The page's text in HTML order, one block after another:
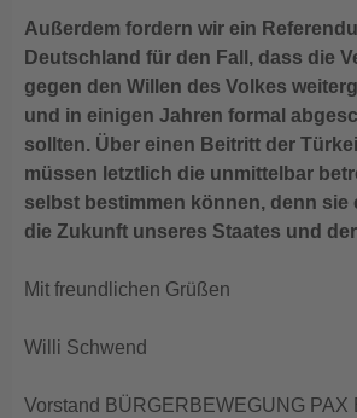
Außerdem fordern wir ein
Deutschland für den Fall, dass die
gegen den Willen des Volkes
und in einigen Jahren formal
sollten. Über einen Beitritt der
müssen letztlich die unmittelbar
selbst bestimmen können, denn sie
die Zukunft unseres Staates und
Mit freundlichen Grüßen
Willi Schwend
Vorstand BÜRGERBEWEGUNG PAX